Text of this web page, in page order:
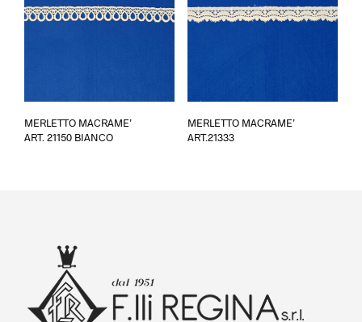
MERLETTO MACRAME’
ART. 21150 BIANCO
MERLETTO MACRAME’
ART.21333